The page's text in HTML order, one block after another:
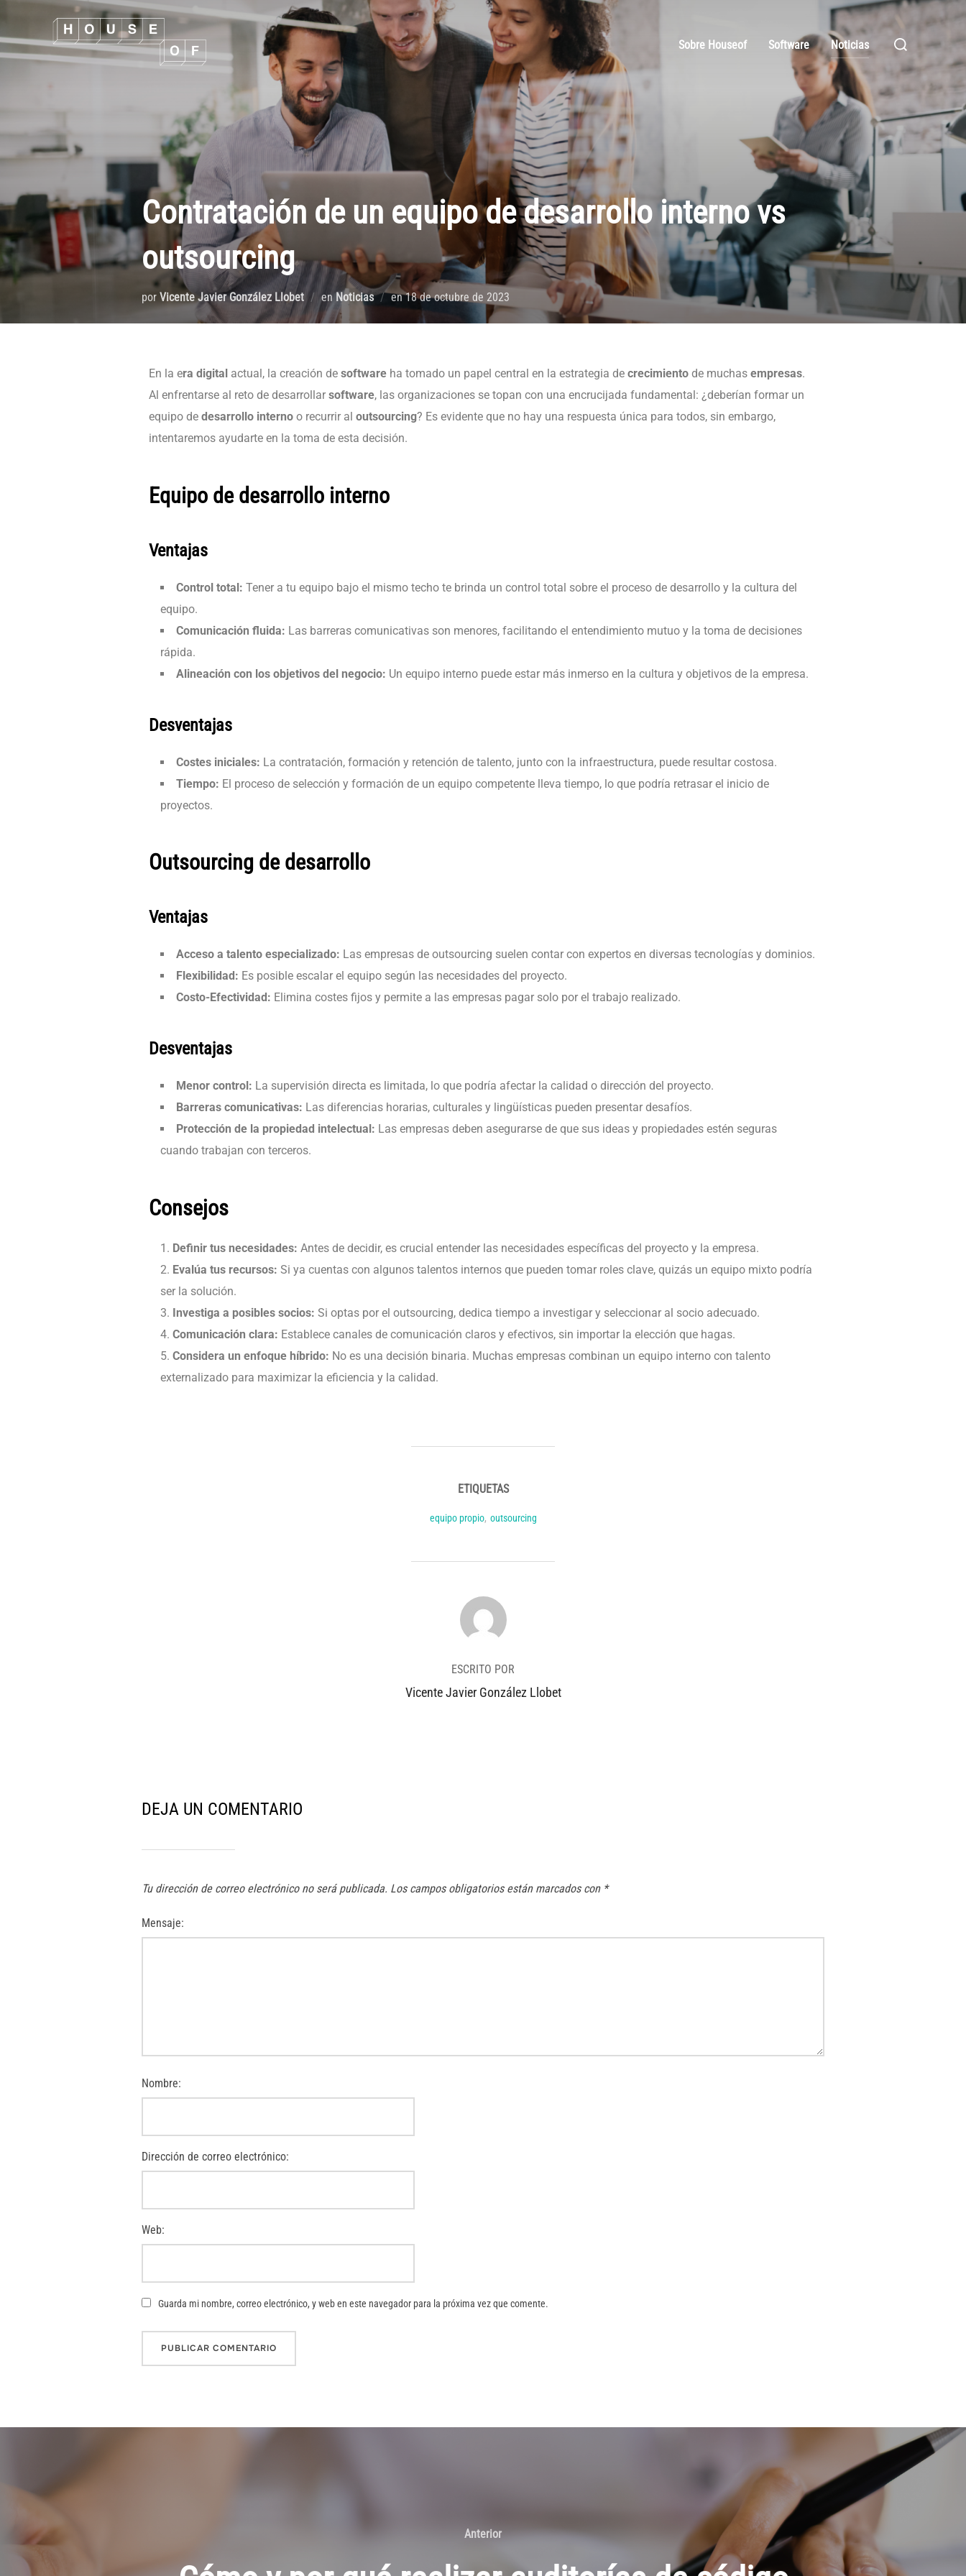
Sobre Houseof Software Noticias
Contratación de un equipo de desarrollo interno vs
outsourcing
por Vicente Javier González Llobet enNoticias en18 de octubre de 2023
En la era digital actual, la creación de software ha tomado un papel central en la estrategia de crecimiento de muchas empresas.
Al enfrentarse al reto de desarrollar software, las organizaciones se topan con una encrucijada fundamental: ¿deberían formar un
equipo de desarrollo interno o recurrir al outsourcing? Es evidente que no hay una respuesta única para todos, sin embargo,
intentaremos ayudarte en la toma de esta decisión.
Equipo de desarrollo interno
Ventajas
Control total: Tener a tu equipo bajo el mismo techo te brinda un control total sobre el proceso de desarrollo y la cultura del
equipo.
Comunicación fluida: Las barreras comunicativas son menores, facilitando el entendimiento mutuo y la toma de decisiones
rápida.
Alineación con los objetivos del negocio: Un equipo interno puede estar más inmerso en la cultura y objetivos de la empresa.
Desventajas
Costes iniciales: La contratación, formación y retención de talento, junto con la infraestructura, puede resultar costosa.
Tiempo: El proceso de selección y formación de un equipo competente lleva tiempo, lo que podría retrasar el inicio de
proyectos.
Outsourcing de desarrollo
Ventajas
Acceso a talento especializado: Las empresas de outsourcing suelen contar con expertos en diversas tecnologías y dominios.
Flexibilidad: Es posible escalar el equipo según las necesidades del proyecto.
Costo-Efectividad: Elimina costes fijos y permite a las empresas pagar solo por el trabajo realizado.
Desventajas
Menor control: La supervisión directa es limitada, lo que podría afectar la calidad o dirección del proyecto.
Barreras comunicativas: Las diferencias horarias, culturales y lingüísticas pueden presentar desafíos.
Protección de la propiedad intelectual: Las empresas deben asegurarse de que sus ideas y propiedades estén seguras
cuando trabajan con terceros.
Consejos
Definir tus necesidades: Antes de decidir, es crucial entender las necesidades específicas del proyecto y la empresa.
Evalúa tus recursos: Si ya cuentas con algunos talentos internos que pueden tomar roles clave, quizás un equipo mixto podría
ser la solución.
Investiga a posibles socios: Si optas por el outsourcing, dedica tiempo a investigar y seleccionar al socio adecuado.
Comunicación clara: Establece canales de comunicación claros y efectivos, sin importar la elección que hagas.
Considera un enfoque híbrido: No es una decisión binaria. Muchas empresas combinan un equipo interno con talento
externalizado para maximizar la eficiencia y la calidad.
ETIQUETAS
equipo propio, outsourcing
AUTOR DE LA PUBLICACIÓN
ESCRITO POR
Vicente Javier González Llobet
DEJA UN COMENTARIO
Tu dirección de correo electrónico no será publicada. Los campos obligatorios están marcados con *
Mensaje:
Nombre:
Dirección de correo electrónico:
Web:
Guarda mi nombre, correo electrónico, y web en este navegador para la próxima vez que comente.
Anterior